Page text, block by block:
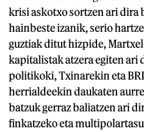
krisi askotxo sortzen ari dira
hainbeste izanik, serio
guztiak ditut hizpide,
kapitalistak atzera egiten ari
politikoki, Txinarekin eta
herrialdeekin daukaten
batzuk gerraz baliatzen ari
finkatzeko eta